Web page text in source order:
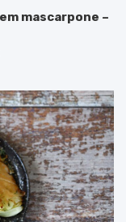
mascarpone –